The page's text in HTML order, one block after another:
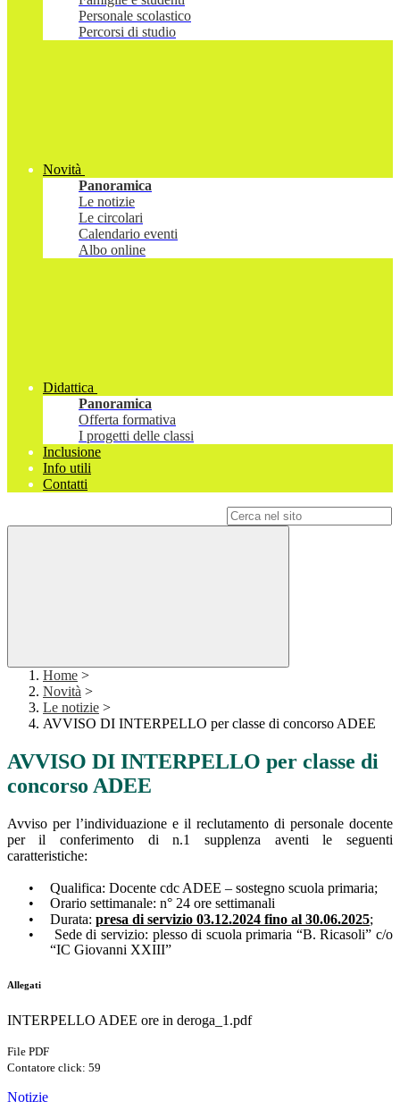
Personale scolastico
Percorsi di studio
Novità
Panoramica
Le notizie
Le circolari
Calendario eventi
Albo online
Didattica
Panoramica
Offerta formativa
I progetti delle classi
Inclusione
Info utili
Contatti
Home >
Novità >
Le notizie >
AVVISO DI INTERPELLO per classe di concorso ADEE
AVVISO DI INTERPELLO per classe di
concorso ADEE
Avviso per l’individuazione e il reclutamento di personale docente
per il conferimento di n.1 supplenza aventi le seguenti
caratteristiche:
•
Qualifica: Docente cdc ADEE – sostegno scuola primaria;
•
Orario settimanale: n° 24 ore settimanali
•
Durata: presa di servizio 03.12.2024 fino al 30.06.2025;
•
Sede di servizio: plesso di scuola primaria “B. Ricasoli” c/o
“IC Giovanni XXIII”
Allegati
INTERPELLO ADEE ore in deroga_1.pdf
File PDF
Contatore click: 59
Notizie